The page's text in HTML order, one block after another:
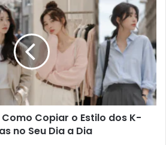
Copiar o Estilo dos K-
no Seu Dia a Dia